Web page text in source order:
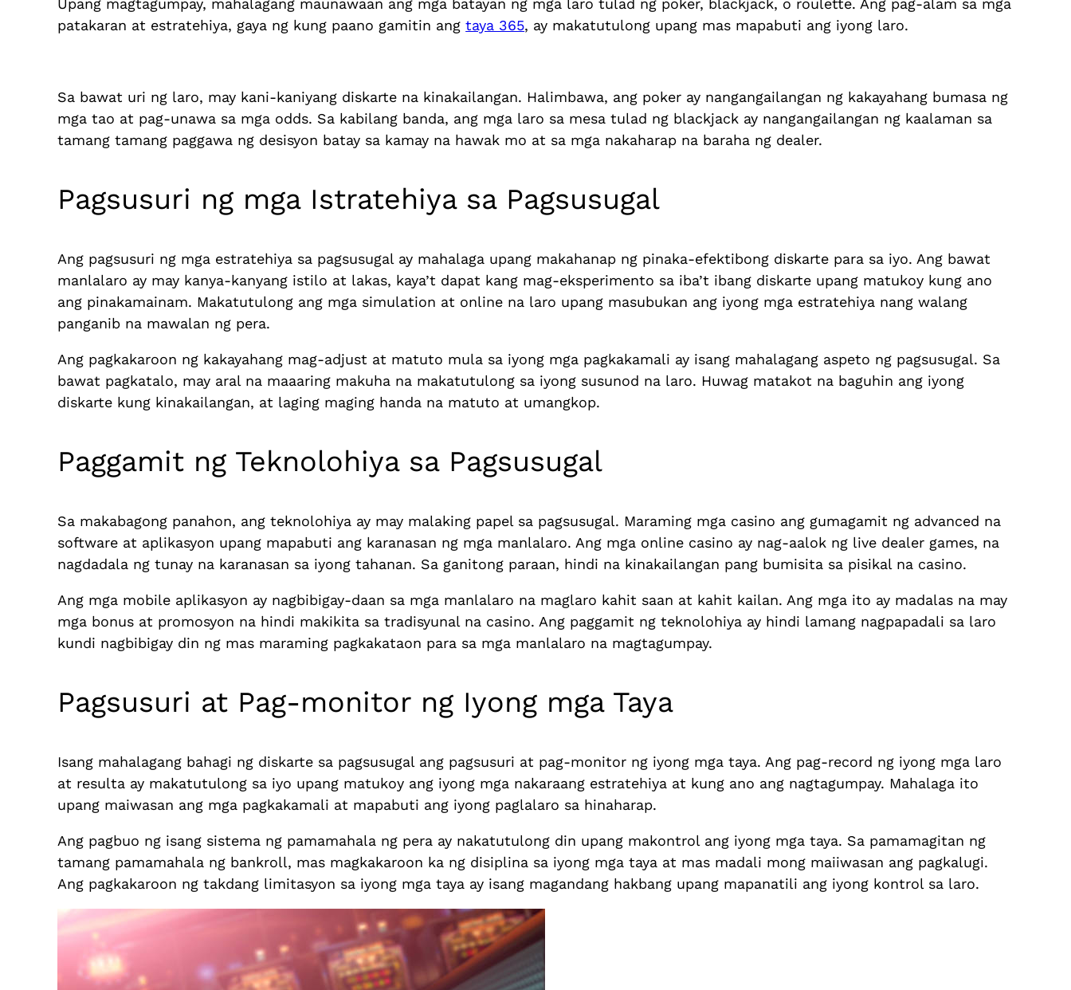
Upang magtagumpay, mahalagang maunawaan ang mga batayan ng mga laro tulad ng poker, blackjack, o roulette. Ang pag-alam sa mga
patakaran at estratehiya, gaya ng kung paano gamitin angtaya 365, ay makatutulong upang mas mapabuti ang iyong laro.
Sa bawat uri ng laro, may kani-kaniyang diskarte na kinakailangan. Halimbawa, ang poker ay nangangailangan ng kakayahang bumasa ng
mga tao at pag-unawa sa mga odds. Sa kabilang banda, ang mga laro sa mesa tulad ng blackjack ay nangangailangan ng kaalaman sa
tamang tamang paggawa ng desisyon batay sa kamay na hawak mo at sa mga nakaharap na baraha ng dealer.
Pagsusuri ng mga Istratehiya sa Pagsusugal
Ang pagsusuri ng mga estratehiya sa pagsusugal ay mahalaga upang makahanap ng pinaka-efektibong diskarte para sa iyo. Ang bawat
manlalaro ay may kanya-kanyang istilo at lakas, kaya’t dapat kang mag-eksperimento sa iba’t ibang diskarte upang matukoy kung ano
ang pinakamainam. Makatutulong ang mga simulation at online na laro upang masubukan ang iyong mga estratehiya nang walang
panganib na mawalan ng pera.
Ang pagkakaroon ng kakayahang mag-adjust at matuto mula sa iyong mga pagkakamali ay isang mahalagang aspeto ng pagsusugal. Sa
bawat pagkatalo, may aral na maaaring makuha na makatutulong sa iyong susunod na laro. Huwag matakot na baguhin ang iyong
diskarte kung kinakailangan, at laging maging handa na matuto at umangkop.
Paggamit ng Teknolohiya sa Pagsusugal
Sa makabagong panahon, ang teknolohiya ay may malaking papel sa pagsusugal. Maraming mga casino ang gumagamit ng advanced na
software at aplikasyon upang mapabuti ang karanasan ng mga manlalaro. Ang mga online casino ay nag-aalok ng live dealer games, na
nagdadala ng tunay na karanasan sa iyong tahanan. Sa ganitong paraan, hindi na kinakailangan pang bumisita sa pisikal na casino.
Ang mga mobile aplikasyon ay nagbibigay-daan sa mga manlalaro na maglaro kahit saan at kahit kailan. Ang mga ito ay madalas na may
mga bonus at promosyon na hindi makikita sa tradisyunal na casino. Ang paggamit ng teknolohiya ay hindi lamang nagpapadali sa laro
kundi nagbibigay din ng mas maraming pagkakataon para sa mga manlalaro na magtagumpay.
Pagsusuri at Pag-monitor ng Iyong mga Taya
Isang mahalagang bahagi ng diskarte sa pagsusugal ang pagsusuri at pag-monitor ng iyong mga taya. Ang pag-record ng iyong mga laro
at resulta ay makatutulong sa iyo upang matukoy ang iyong mga nakaraang estratehiya at kung ano ang nagtagumpay. Mahalaga ito
upang maiwasan ang mga pagkakamali at mapabuti ang iyong paglalaro sa hinaharap.
Ang pagbuo ng isang sistema ng pamamahala ng pera ay nakatutulong din upang makontrol ang iyong mga taya. Sa pamamagitan ng
tamang pamamahala ng bankroll, mas magkakaroon ka ng disiplina sa iyong mga taya at mas madali mong maiiwasan ang pagkalugi.
Ang pagkakaroon ng takdang limitasyon sa iyong mga taya ay isang magandang hakbang upang mapanatili ang iyong kontrol sa laro.